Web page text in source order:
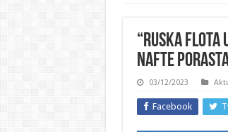
“Ruska flota
nafte
03/12/2023
Facebook